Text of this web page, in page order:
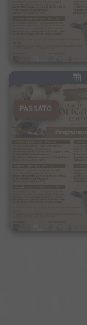
PASSATO